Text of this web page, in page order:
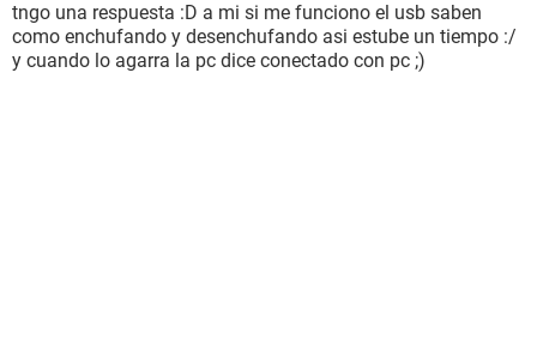
tngo una respuesta :D a mi si me funciono el usb saben
como enchufando y desenchufando asi estube un tiempo :/
y cuando lo agarra la pc dice conectado con pc ;)